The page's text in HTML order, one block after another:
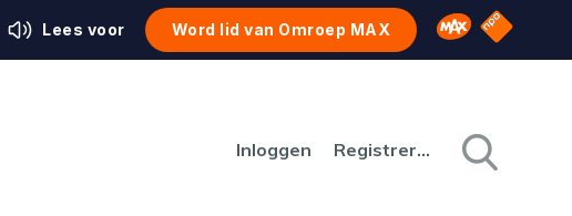
Lees voor Word lid van Omroep MAX Omroep MAX
NPO
Inloggen Registreren